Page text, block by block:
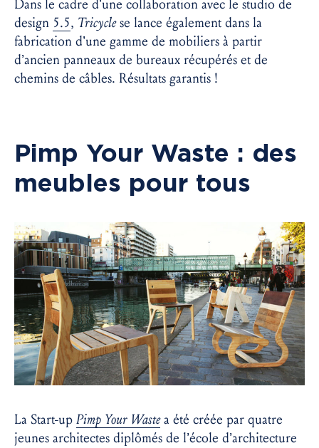
Dans le cadre d’une collaboration avec le studio de
design 5.5, Tricyclese lance également dans la
fabrication d’une gamme de mobiliers à partir
d’ancien panneaux de bureaux récupérés et de
chemins de câbles. Résultats garantis !
Pimp Your Waste : des
meubles pour tous
La Start-up Pimp Your Wastea été créée par quatre
jeunes architectes diplômés de l’école d’architecture